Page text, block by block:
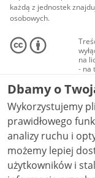
każdą z jednostek
osobowych.
na
- na
NC-
Dbamy o
Wykorzystujemy
prawidłowego
analizy ruchu i
możemy lepiej
użytkowników i stale